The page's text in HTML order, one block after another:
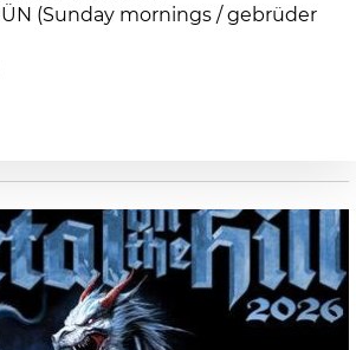
(Sunday mornings / gebrüder